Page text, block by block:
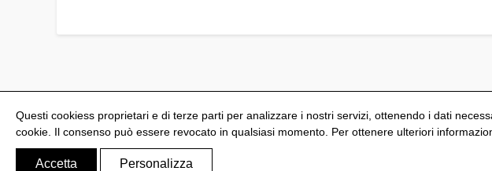
@Shoptize 2026 Spagna
Questi cookiess proprietari e di terze parti per analizzare i nostri servizi, ottenendo i dati
cookie. Il consenso può essere revocato in qualsiasi momento. Per ottenere ulteriori
Accetta Personalizza